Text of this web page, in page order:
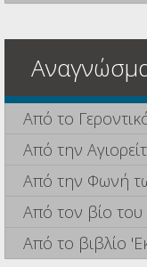
Από το
Από την
Από την Φωνή
Από τον βίο του
Από το βιβλίο